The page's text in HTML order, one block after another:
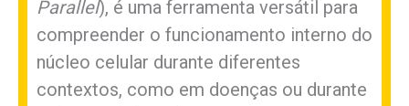
Parallel), é uma ferramenta versátil para
compreender o funcionamento interno do
núcleo celular durante diferentes
contextos, como em doenças ou durante